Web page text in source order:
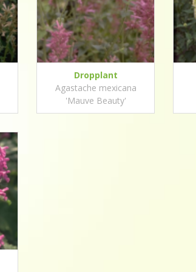
Dropplant
Agastache mexicana
'Mauve Beauty'